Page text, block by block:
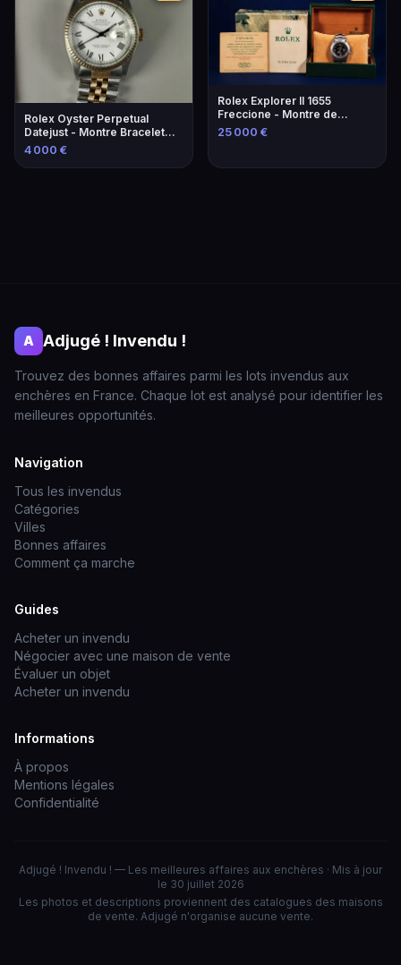
Rolex Oyster Perpetual
Datejust - Montre Bracelet
Luxe
4 000 €
Rolex Explorer II 1655
Freccione - Montre de
collection rare
25 000 €
A Adjugé ! Invendu !
Trouvez des bonnes affaires parmi les lots invendus aux
enchères en France. Chaque lot est analysé pour identifier les
meilleures opportunités.
Navigation
Tous les invendus
Catégories
Villes
Bonnes affaires
Comment ça marche
Guides
Acheter un invendu
Négocier avec une maison de vente
Évaluer un objet
Acheter un invendu
Informations
À propos
Mentions légales
Confidentialité
Adjugé ! Invendu ! — Les meilleures affaires aux enchères · Mis à jour
le 30 juillet 2026
Les photos et descriptions proviennent des catalogues des maisons
de vente. Adjugé n'organise aucune vente.